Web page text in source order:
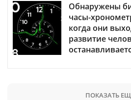
Обнаружены
часы-
когда они
развитие
ПОКАЗАТЬ